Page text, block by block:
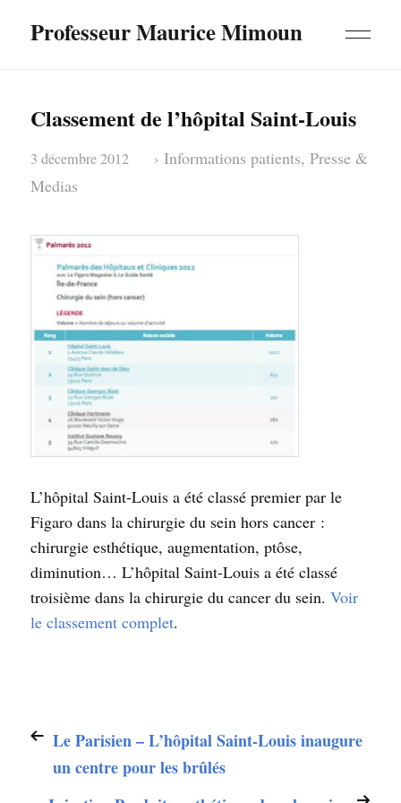
Professeur Maurice Mimoun
Classement de l’hôpital Saint-Louis
3 décembre 2012 › Informations patients, Presse &
Medias
L’hôpital Saint-Louis a été classé premier par le
Figaro dans la chirurgie du sein hors cancer :
chirurgie esthétique, augmentation, ptôse,
diminution… L’hôpital Saint-Louis a été classé
troisième dans la chirurgie du cancer du sein. Voir
le classement complet.
Le Parisien – L’hôpital Saint-Louis inaugure
un centre pour les brûlés